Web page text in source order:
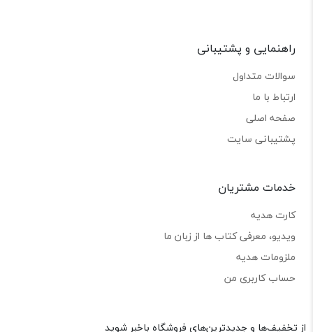
راهنمایی و پشتیبانی
سوالات متداول
ارتباط با ما
صفحه اصلی
پشتیبانی سایت
خدمات مشتریان
کارت هدیه
ویدیو، معرفی کتاب ها از زبان ما
ملزومات هدیه
حساب کاربری من
از تخفیف‌ها و جدیدترین‌های فروشگاه باخبر شوید